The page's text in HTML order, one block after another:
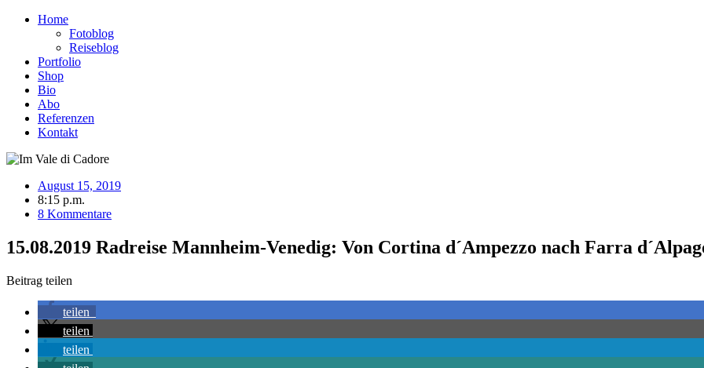
Home
Fotoblog
Reiseblog
Portfolio
Shop
Bio
Abo
Referenzen
Kontakt
August 15, 2019
8:15 p.m.
8 Kommentare
15.08.2019 Radreise Mannheim-Venedig: Von Cortina d´Ampezzo nach Farra
Beitrag teilen
teilen
teilen
teilen